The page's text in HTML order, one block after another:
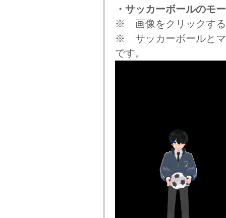
・サッカーボールのモ
※ 画像をクリックする
※ サッカーボールとマ
です。